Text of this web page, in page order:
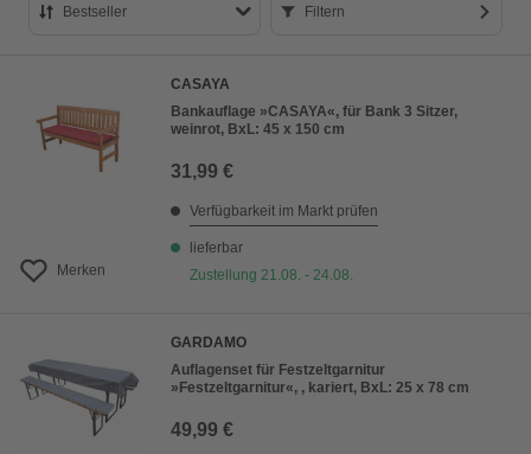
Bestseller
Preis aufsteigend
Preis absteigend
Filtern
Merken
CASAYA
Bankauflage »CASAYA«, für Bank 3 Sitzer,
weinrot, BxL: 45 x 150 cm
31,99 €
Verfügbarkeit im Markt prüfen
lieferbar
Zustellung 21.08. - 24.08.
GARDAMO
Auflagenset für Festzeltgarnitur
»Festzeltgarnitur«, , kariert, BxL: 25 x 78 cm
49,99 €